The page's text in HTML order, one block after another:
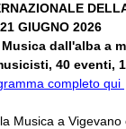
GIUGNO 2026
dall'alba a
40 eventi,
completo qui
Musica a Vigevano